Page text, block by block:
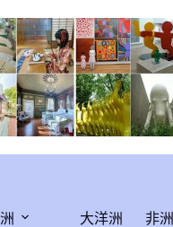
大洋洲 非洲